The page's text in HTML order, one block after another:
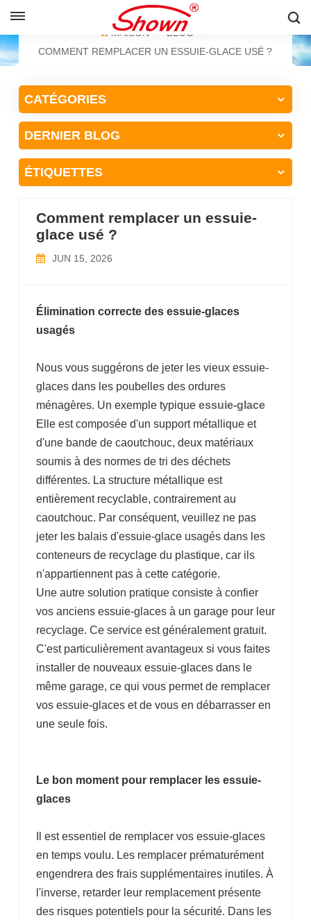
MAISON
BLOG
COMMENT REMPLACER UN ESSUIE-GLACE USÉ ?
CATÉGORIES
DERNIER BLOG
ÉTIQUETTES
Comment remplacer un essuie-
glace usé ?
JUN 15, 2026
Élimination correcte des essuie-glaces
usagés
Nous vous suggérons de jeter les vieux essuie-
glaces dans les poubelles des ordures
ménagères. Un exemple typique essuie-glace
Elle est composée d'un support métallique et
d'une bande de caoutchouc, deux matériaux
soumis à des normes de tri des déchets
différentes. La structure métallique est
entièrement recyclable, contrairement au
caoutchouc. Par conséquent, veuillez ne pas
jeter les balais d'essuie-glace usagés dans les
conteneurs de recyclage du plastique, car ils
n'appartiennent pas à cette catégorie.
Une autre solution pratique consiste à confier
vos anciens essuie-glaces à un garage pour leur
recyclage. Ce service est généralement gratuit.
C'est particulièrement avantageux si vous faites
installer de nouveaux essuie-glaces dans le
même garage, ce qui vous permet de remplacer
vos essuie-glaces et de vous en débarrasser en
une seule fois.
Le bon moment pour remplacer les essuie-
glaces
Il est essentiel de remplacer vos essuie-glaces
en temps voulu. Les remplacer prématurément
engendrera des frais supplémentaires inutiles. À
l'inverse, retarder leur remplacement présente
des risques potentiels pour la sécurité. Dans les